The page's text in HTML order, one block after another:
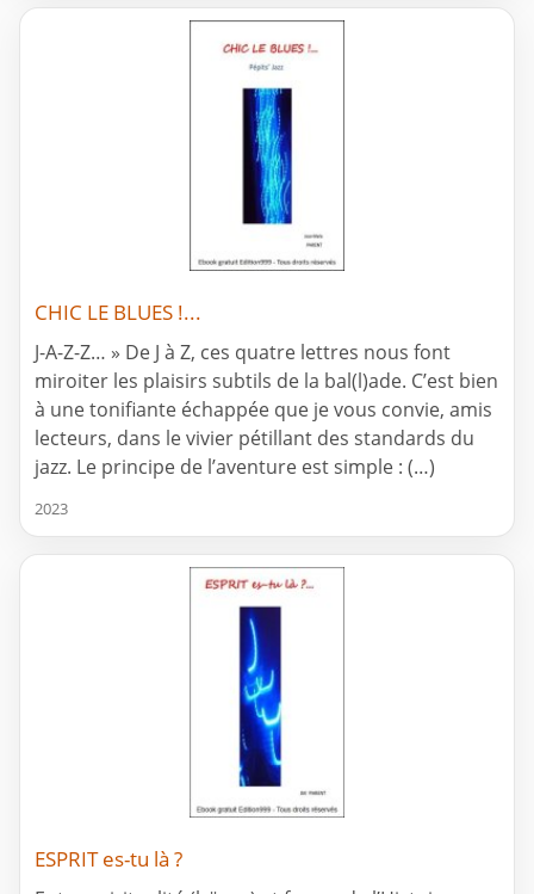
CHIC LE BLUES !...
J-A-Z-Z… » De J à Z, ces quatre lettres nous font
miroiter les plaisirs subtils de la bal(l)ade. C’est bien
à une tonifiante échappée que je vous convie, amis
lecteurs, dans le vivier pétillant des standards du
jazz. Le principe de l’aventure est simple : (…)
2023
ESPRIT es-tu là ?